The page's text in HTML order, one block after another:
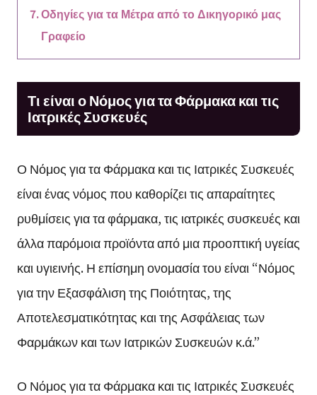
Οδηγίες για τα Μέτρα από το Δικηγορικό μας
Γραφείο
Τι είναι ο Νόμος για τα Φάρμακα και τις
Ιατρικές Συσκευές
Ο Νόμος για τα Φάρμακα και τις Ιατρικές Συσκευές
είναι ένας νόμος που καθορίζει τις απαραίτητες
ρυθμίσεις για τα φάρμακα, τις ιατρικές συσκευές και
άλλα παρόμοια προϊόντα από μια προοπτική υγείας
και υγιεινής. Η επίσημη ονομασία του είναι “Νόμος
για την Εξασφάλιση της Ποιότητας, της
Αποτελεσματικότητας και της Ασφάλειας των
Φαρμάκων και των Ιατρικών Συσκευών κ.ά.”
Ο Νόμος για τα Φάρμακα και τις Ιατρικές Συσκευές